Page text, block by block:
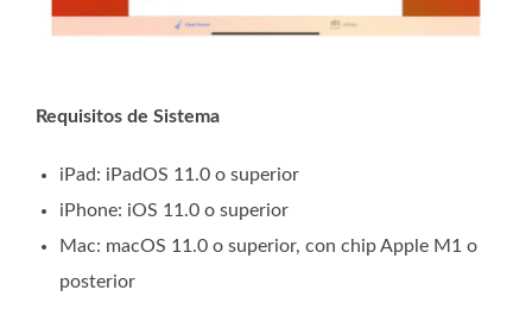
Requisitos de Sistema
iPad: iPadOS 11.0 o superior
iPhone: iOS 11.0 o superior
Mac: macOS 11.0 o superior, con chip Apple M1 o
posterior